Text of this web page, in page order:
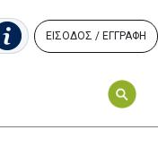
ΕΙΣΟΔΟΣ / ΕΓΓΡΑΦΗ